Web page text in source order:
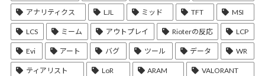
アナリティクス LJL ミッド TFT MSI
LCS ミーム アウトプレイ Rioterの反応 LCP
Evi アート バグ ツール データ WR
ティアリスト LoR ARAM VALORANT